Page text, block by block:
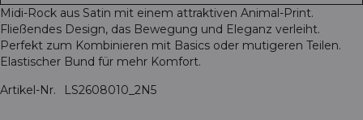
Midi-Rock aus Satin mit einem attraktiven Animal-Print.
Fließendes Design, das Bewegung und Eleganz verleiht.
Perfekt zum Kombinieren mit Basics oder mutigeren Teilen.
Elastischer Bund für mehr Komfort.
Artikel-Nr.
LS2608010_2N5